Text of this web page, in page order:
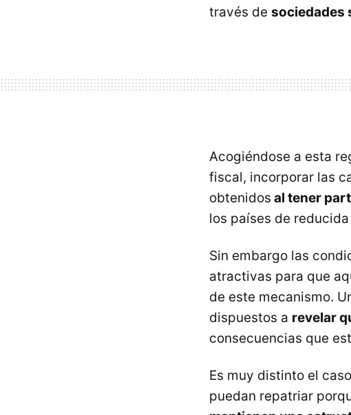
través de sociedades
Acogiéndose a esta
fiscal, incorporar las
obtenidos al tener
los países de
Sin embargo las
atractivas para que
de este mecanismo.
dispuestos a revelar
consecuencias que
Es muy distinto el
puedan repatriar